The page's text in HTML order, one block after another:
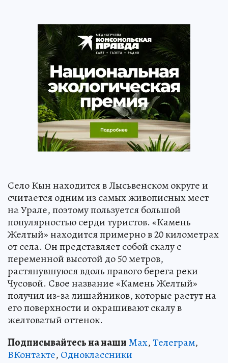
Село Кын находится в Лысьвенском округе и
считается одним из самых живописных мест
на Урале, поэтому пользуется большой
популярностью серди туристов. «Камень
Желтый» находится примерно в 20 километрах
от села. Он представляет собой скалу с
переменной высотой до 50 метров,
растянувшуюся вдоль правого берега реки
Чусовой. Свое название «Камень Желтый»
получил из-за лишайников, которые растут на
его поверхности и окрашивают скалу в
желтоватый оттенок.
Подписывайтесь на нашиMax,Телеграм,
ВКонтакте, Одноклассники